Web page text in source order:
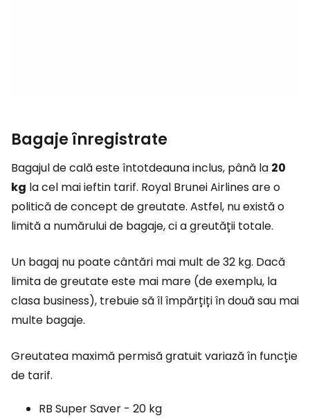
Bagaje înregistrate
Bagajul de cală este întotdeauna inclus, până la 20
kg la cel mai ieftin tarif. Royal Brunei Airlines are o
politică de concept de greutate. Astfel, nu există o
limită a numărului de bagaje, ci a greutății totale.
Un bagaj nu poate cântări mai mult de 32 kg. Dacă
limita de greutate este mai mare (de exemplu, la
clasa business), trebuie să îl împărțiți în două sau mai
multe bagaje.
Greutatea maximă permisă gratuit variază în funcție
de tarif.
RB Super Saver - 20 kg